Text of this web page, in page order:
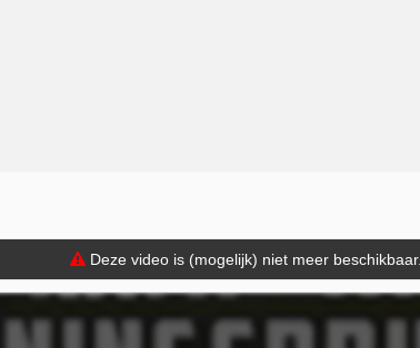
Deze video is (mogelijk) niet meer beschikbaar.